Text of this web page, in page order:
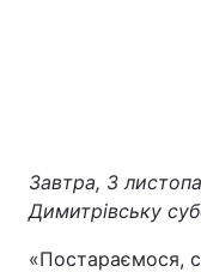
Завтра, 3
Димитрівську
«Постараємося,